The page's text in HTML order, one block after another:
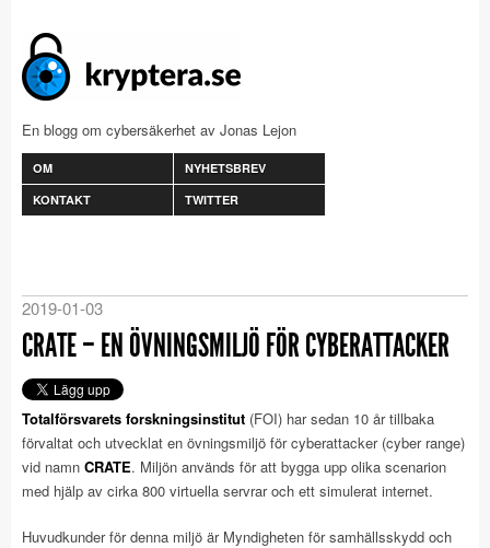
En blogg om cybersäkerhet av Jonas Lejon
OM
NYHETSBREV
KONTAKT
TWITTER
2019-01-03
CRATE – EN ÖVNINGSMILJÖ FÖR CYBERATTACKER
Totalförsvarets forskningsinstitut (FOI) har sedan 10 år tillbaka
förvaltat och utvecklat en övningsmiljö för cyberattacker (cyber range)
vid namn CRATE. Miljön används för att bygga upp olika scenarion
med hjälp av cirka 800 virtuella servrar och ett simulerat internet.
Huvudkunder för denna miljö är Myndigheten för samhällsskydd och